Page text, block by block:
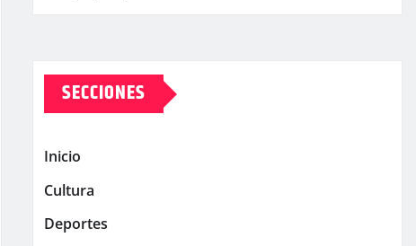
SECCIONES
Inicio
Cultura
Deportes